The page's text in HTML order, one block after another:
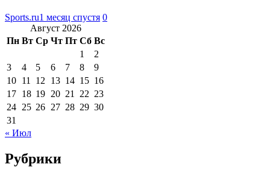
Sports.ru1 месяц спустя 0
Август 2026
Пн Вт Ср Чт Пт Сб Вс
1
2
3
4 5 6 7 8
9
10 11 12 13 14 15 16
17 18 19 20 21 22 23
24 25 26 27 28 29 30
31
« Июл
Рубрики